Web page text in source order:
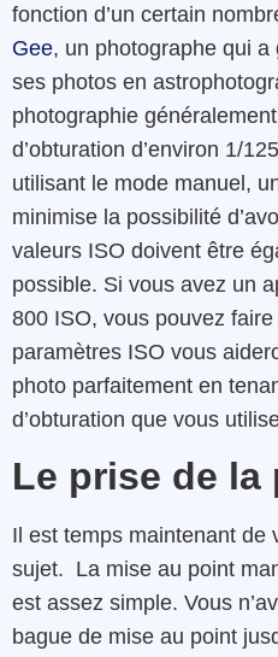
fonction d’un certain
Gee, un photographe qui
ses photos en
photographie
d’obturation d’environ 1/
utilisant le mode manuel,
minimise la possibilité
valeurs ISO doivent être
possible. Si vous avez un
800 ISO, vous pouvez
paramètres ISO vous
photo parfaitement en
d’obturation que vous
Le prise de la
Il est temps maintenant de
sujet. La mise au point
est assez simple. Vous
bague de mise au point